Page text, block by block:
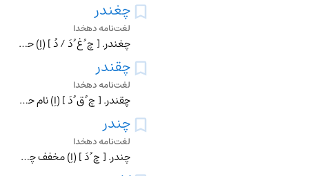
چغندر
لغت‌نامه دهخدا
چغندر. [ چ ُ غ ُ دَ / دُ ] (اِ) حویجی باشد که در آشها داخل کنند. (برهان ). معروف است و در آشها کنند. (انجمن آرا) (آنندراج ). سبزه ای است خوردنی مثل ترب که شلغم
چقندر
لغت‌نامه دهخدا
چقندر. [ چ ُ ق ُ دَ ] (اِ) نام حویجی است معروف که در آشها کنند. (برهان ) (آنندراج ). همان چغندر است . (از شرفنامه ٔ منیری ). و رجوع به چغندر و چغندر قند شود.
چندر
لغت‌نامه دهخدا
چندر. [ چ ُ دَ ] (اِ) مخفف چغندر باشد که حویجی است معروف . (برهان ) (از جهانگیری ) (آنندراج ) (انجمن آرا). همان چغندر است . (شرفنامه ٔ منیری ) : هرگز نشنیده ام